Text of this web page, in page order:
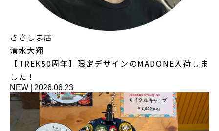
ささしま店
清水大翔
【TREK50周年】限定デザインのMADONE入荷しま
した！
NEW 2026.06.23